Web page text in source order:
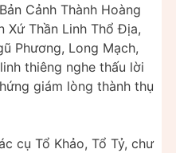
Cảnh Thành Hoàng
Xứ Thần Linh Thổ Địa,
Phương, Long Mạch,
thiêng nghe thấu lời
giám lòng thành thụ
cụ Tổ Khảo, Tổ Tỷ, chư